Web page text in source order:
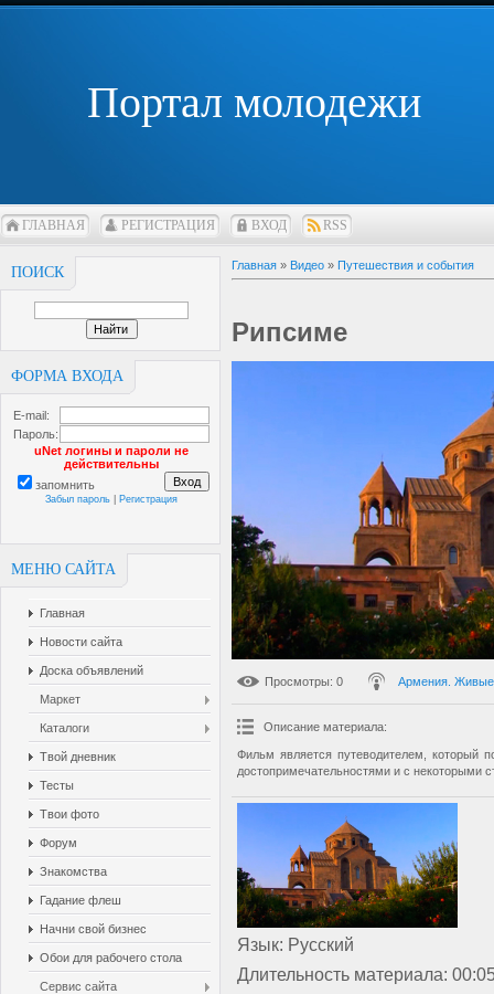
Портал молодежи
ГЛАВНАЯ РЕГИСТРАЦИЯ ВХОД RSS
ПОИСК
ФОРМА ВХОДА
E-mail:
Пароль:
uNet логины и пароли не
действительны
запомнить
Забыл пароль Регистрация
МЕНЮ САЙТА
Главная
Новости сайта
Доска объявлений
Маркет
Каталоги
Твой дневник
Тесты
Твои фото
Форум
Знакомства
Гадание флеш
Начни свой бизнес
Обои для рабочего стола
Сервис сайта
Главная » Видео » Путешествия и события
Рипсиме
Просмотры: 0 Армения.
Описание материала:
Фильм является путеводителем, который
достопримечательностями и с некоторыми
Язык: Русский
Длительность материала: